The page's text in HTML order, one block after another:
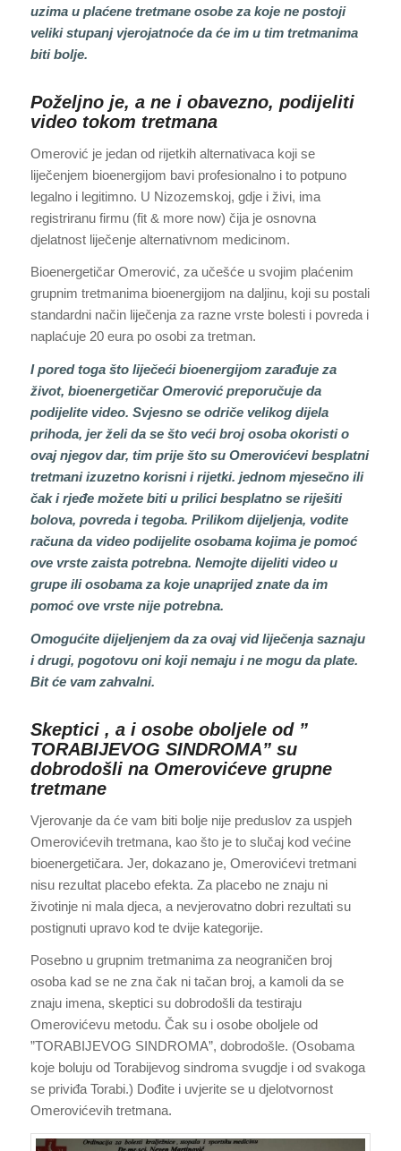
uzima u plaćene tretmane osobe za koje ne postoji
veliki stupanj vjerojatnoće da će im u tim tretmanima
biti bolje.
Poželjno je, a ne i obavezno, podijeliti
video tokom tretmana
Omerović je jedan od rijetkih alternativaca koji se
liječenjem bioenergijom bavi profesionalno i to potpuno
legalno i legitimno. U Nizozemskoj, gdje i živi, ima
registriranu firmu (fit & more now) čija je osnovna
djelatnost liječenje alternativnom medicinom.
Bioenergetičar Omerović, za učešće u svojim plaćenim
grupnim tretmanima bioenergijom na daljinu, koji su postali
standardni način liječenja za razne vrste bolesti i povreda i
naplaćuje 20 eura po osobi za tretman.
I pored toga što liječeći bioenergijom zarađuje za
život, bioenergetičar Omerović preporučuje da
podijelite video. Svjesno se odriče velikog dijela
prihoda, jer želi da se što veći broj osoba okoristi o
ovaj njegov dar, tim prije što su Omerovićevi besplatni
tretmani izuzetno korisni i rijetki. jednom mjesečno ili
čak i rjeđe možete biti u prilici besplatno se riješiti
bolova, povreda i tegoba. Prilikom dijeljenja, vodite
računa da video podijelite osobama kojima je pomoć
ove vrste zaista potrebna. Nemojte dijeliti video u
grupe ili osobama za koje unaprijed znate da im
pomoć ove vrste nije potrebna.
Omogućite dijeljenjem da za ovaj vid liječenja saznaju
i drugi, pogotovu oni koji nemaju i ne mogu da plate.
Bit će vam zahvalni.
Skeptici , a i osobe oboljele od ”
TORABIJEVOG SINDROMA” su
dobrodošli na Omerovićeve grupne
tretmane
Vjerovanje da će vam biti bolje nije preduslov za uspjeh
Omerovićevih tretmana, kao što je to slučaj kod većine
bioenergetičara. Jer, dokazano je, Omerovićevi tretmani
nisu rezultat placebo efekta. Za placebo ne znaju ni
životinje ni mala djeca, a nevjerovatno dobri rezultati su
postignuti upravo kod te dvije kategorije.
Posebno u grupnim tretmanima za neograničen broj
osoba kad se ne zna čak ni tačan broj, a kamoli da se
znaju imena, skeptici su dobrodošli da testiraju
Omerovićevu metodu. Čak su i osobe oboljele od
”TORABIJEVOG SINDROMA”, dobrodošle. (Osobama
koje boluju od Torabijevog sindroma svugdje i od svakoga
se priviđa Torabi.) Dođite i uvjerite se u djelotvornost
Omerovićevih tretmana.